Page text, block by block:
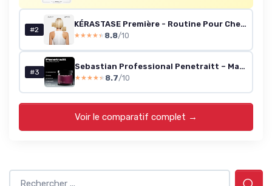
#2
KÉRASTASE Première - Routine Pour Cheveux Abîmés Moyens À Épais - Répare La Fibre En Profondeur - Formule innovante à l'Acide Citrique & Glycine - Sans Sulfate & Sans Parabène
★★★★★
★★★★★ 8.8/10
#3
Sebastian Professional Penetraitt – Masque cheveux réparateur intense, hydratation et résistance renforcée pour cheveux abîmés ou fragilisés 500 ml (Lot de 1)
★★★★★
★★★★★ 8.7/10
Voir le comparatif complet →